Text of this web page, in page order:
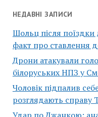
НЕДАВНІ ЗАПИСИ
Шольц після
факт про ставлення
Дрони атакували
білоруських НПЗ у
Чоловік підпалив
розглядають справу